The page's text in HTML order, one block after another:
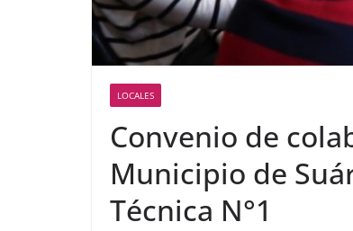
LOCALES
Convenio de
Municipio de
Técnica N°1